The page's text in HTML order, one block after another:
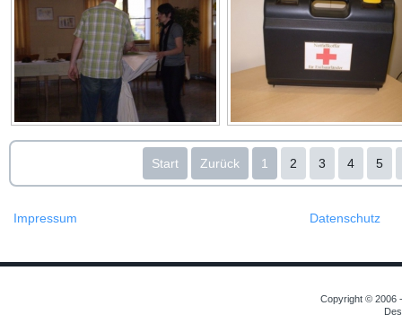
Start Zurück 1 2 3 4 5
Impressum Datenschutz
Copyright © 2006